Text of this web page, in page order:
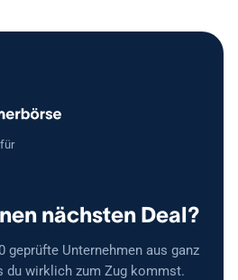
IT-Infrastruktur ermöglichen einen
Bei Interesse freuen wir uns über
dkm.family.law@gmail.com. Absolute
nächsten Deal?
geprüfte Unternehmen aus ganz
du wirklich zum Zug kommst.